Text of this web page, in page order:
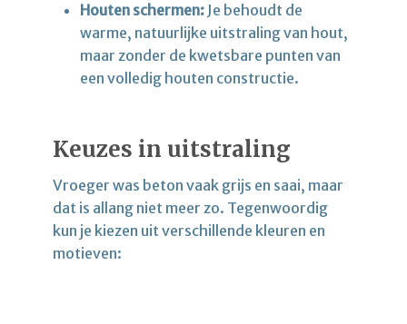
Houten schermen: Je behoudt de
warme, natuurlijke uitstraling van hout,
maar zonder de kwetsbare punten van
een volledig houten constructie.
Keuzes in uitstraling
Vroeger was beton vaak grijs en saai, maar
dat is allang niet meer zo. Tegenwoordig
kun je kiezen uit verschillende kleuren en
motieven: